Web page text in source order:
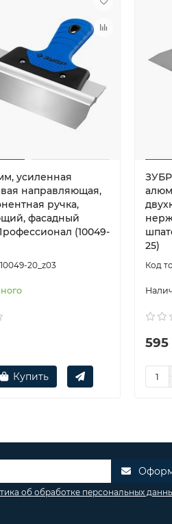
усиленная
направляющая,
ручка,
фасадный
(10049-
10049-20_z03
Купить
25)
595
об обработке персональных